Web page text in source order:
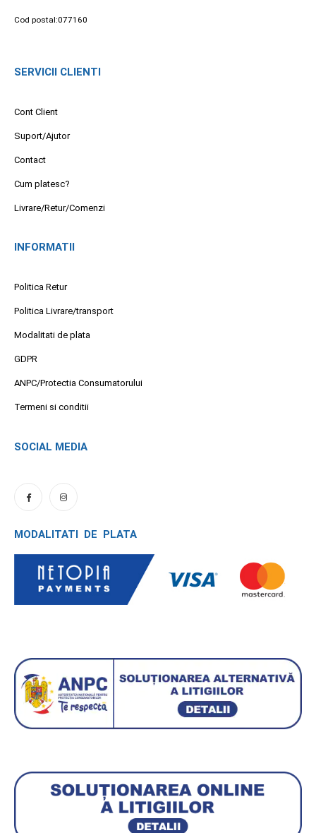
Cod postal:077160
SERVICII CLIENTI
Cont Client
Suport/Ajutor
Contact
Cum platesc?
Livrare/Retur/Comenzi
INFORMATII
Politica Retur
Politica Livrare/transport
Modalitati de plata
GDPR
ANPC/Protectia Consumatorului
Termeni si conditii
SOCIAL MEDIA
MODALITATI DE PLATA